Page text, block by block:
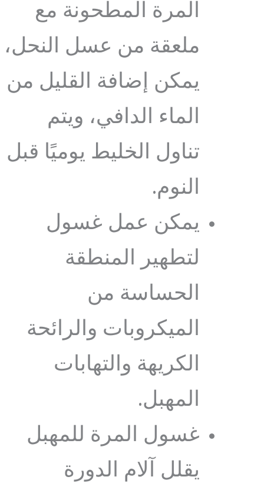
المرة المطحونة مع
ملعقة من عسل النحل،
يمكن إضافة القليل من
الماء الدافي، ويتم
تناول الخليط يوميًا قبل
النوم.
يمكن عمل غسول
لتطهير المنطقة
الحساسة من
الميكروبات والرائحة
الكريهة والتهابات
المهبل.
غسول المرة للمهبل
يقلل آلام الدورة